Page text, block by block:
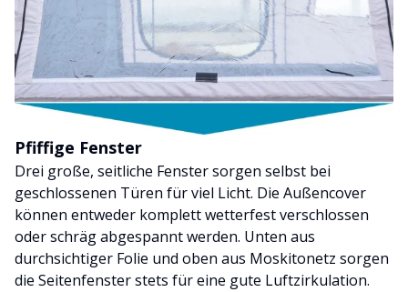
Pfiffige Fenster
Drei große, seitliche Fenster sorgen selbst bei
geschlossenen Türen für viel Licht. Die Außencover
können entweder komplett wetterfest verschlossen
oder schräg abgespannt werden. Unten aus
durchsichtiger Folie und oben aus Moskitonetz sorgen
die Seitenfenster stets für eine gute Luftzirkulation.